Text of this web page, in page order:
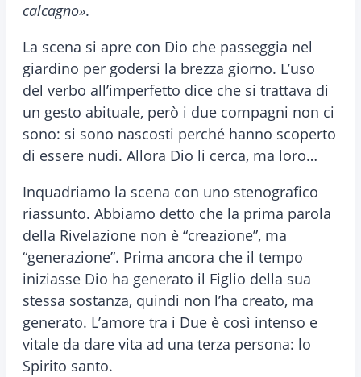
calcagno».
La scena si apre con Dio che passeggia nel
giardino per godersi la brezza giorno. L’uso
del verbo all’imperfetto dice che si trattava di
un gesto abituale, però i due compagni non ci
sono: si sono nascosti perché hanno scoperto
di essere nudi. Allora Dio li cerca, ma loro…
Inquadriamo la scena con uno stenografico
riassunto. Abbiamo detto che la prima parola
della Rivelazione non è “creazione”, ma
“generazione”. Prima ancora che il tempo
iniziasse Dio ha generato il Figlio della sua
stessa sostanza, quindi non l’ha creato, ma
generato. L’amore tra i Due è così intenso e
vitale da dare vita ad una terza persona: lo
Spirito santo.